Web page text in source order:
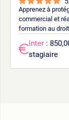
Apprenez à
commercial et
formation au
Inter :
stagiaire